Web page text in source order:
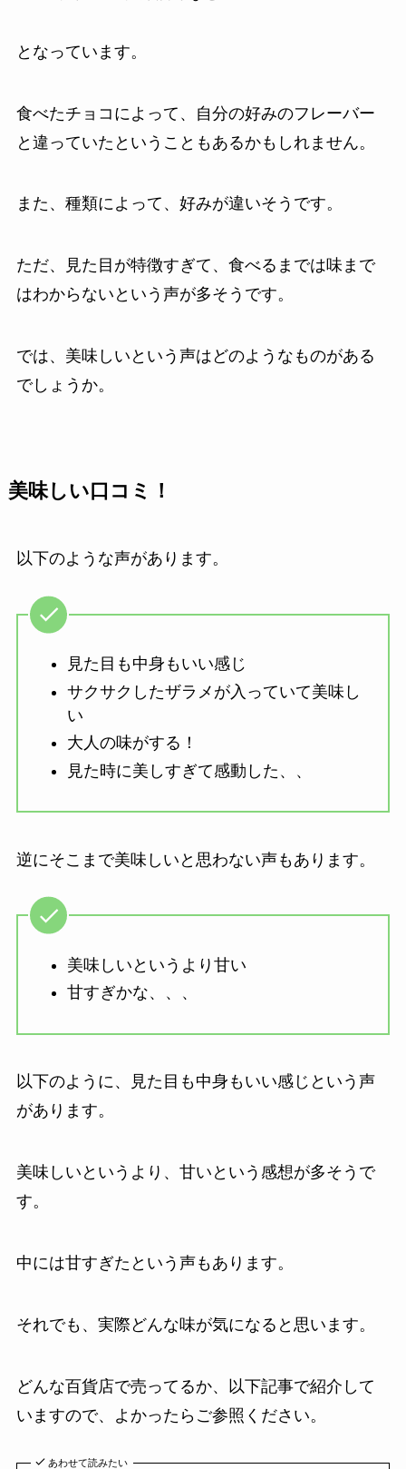
となっています。
食べたチョコによって、自分の好みのフレーバー
と違っていたということもあるかもしれません。
また、種類によって、好みが違いそうです。
ただ、見た目が特徴すぎて、食べるまでは味まで
はわからないという声が多そうです。
では、美味しいという声はどのようなものがある
でしょうか。
美味しい口コミ！
以下のような声があります。
見た目も中身もいい感じ
サクサクしたザラメが入っていて美味し
い
大人の味がする！
見た時に美しすぎて感動した、、
逆にそこまで美味しいと思わない声もあります。
美味しいというより甘い
甘すぎかな、、、
以下のように、見た目も中身もいい感じという声
があります。
美味しいというより、甘いという感想が多そうで
す。
中には甘すぎたという声もあります。
それでも、実際どんな味が気になると思います。
どんな百貨店で売ってるか、以下記事で紹介して
いますので、よかったらご参照ください。
あわせて読みたい